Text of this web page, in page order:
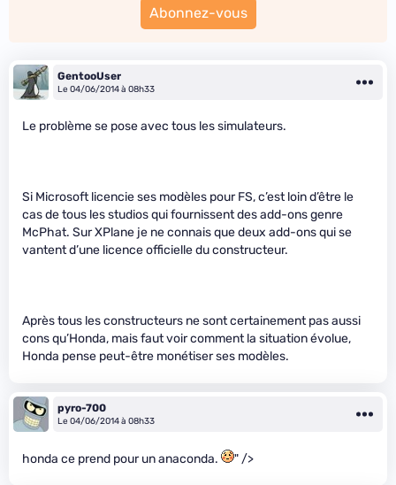
Abonnez-vous
GentooUser
Le 04/06/2014 à 08h33
Le problème se pose avec tous les simulateurs.
Si Microsoft licencie ses modèles pour FS, c’est loin d’être le
cas de tous les studios qui fournissent des add-ons genre
McPhat. Sur XPlane je ne connais que deux add-ons qui se
vantent d’une licence officielle du constructeur.
Après tous les constructeurs ne sont certainement pas aussi
cons qu’Honda, mais faut voir comment la situation évolue,
Honda pense peut-être monétiser ses modèles.
pyro-700
Le 04/06/2014 à 08h33
honda ce prend pour un anaconda. " />